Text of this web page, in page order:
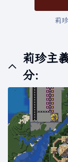
莉
莉珍主
分: